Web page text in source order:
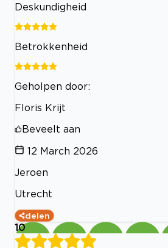
Deskundigheid
Betrokkenheid
Geholpen door:
Floris Krijt
Beveelt aan
12 March 2026
Jeroen
Utrecht
delen
10